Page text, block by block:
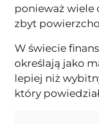
ponieważ wiele
zbyt
W świecie
określają jako
lepiej niż
który